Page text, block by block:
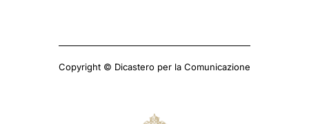
Copyright © Dicastero per la Comunicazione